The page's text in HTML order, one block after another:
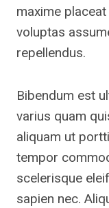
maxime
voluptas
repellendus.
Bibendum est
varius quam
aliquam ut
tempor
scelerisque
sapien nec.